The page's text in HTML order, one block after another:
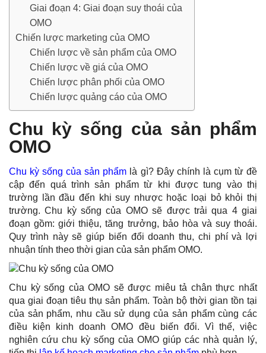
Giai đoạn 4: Giai đoạn suy thoái của
OMO
Chiến lược marketing của OMO
Chiến lược về sản phẩm của OMO
Chiến lược về giá của OMO
Chiến lược phân phối của OMO
Chiến lược quảng cáo của OMO
Chu kỳ sống của sản phẩm
OMO
Chu kỳ sống của sản phẩm là gì? Đây chính là cụm từ đề
cập đến quá trình sản phẩm từ khi được tung vào thị
trường lần đầu đến khi suy nhược hoặc loại bỏ khỏi thị
trường. Chu kỳ sống của OMO sẽ được trải qua 4 giai
đoạn gồm: giới thiệu, tăng trưởng, bảo hòa và suy thoái.
Quy trình này sẽ giúp biến đổi doanh thu, chi phí và lợi
nhuận tính theo thời gian của sản phẩm OMO.
Chu kỳ sống của OMO sẽ được miêu tả chân thực nhất
qua giai đoạn tiêu thụ sản phẩm. Toàn bộ thời gian tồn tại
của sản phẩm, nhu cầu sử dụng của sản phẩm cùng các
điều kiện kinh doanh OMO đều biến đổi. Vì thế, việc
nghiên cứu chu kỳ sống của OMO giúp các nhà quản lý,